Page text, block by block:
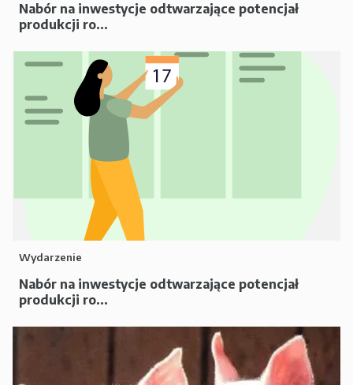
Nabór na inwestycje odtwarzające potencjał
produkcji ro...
Wydarzenie
Nabór na inwestycje odtwarzające potencjał
produkcji ro...